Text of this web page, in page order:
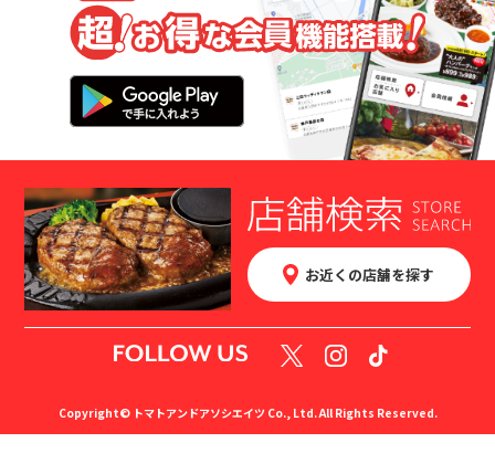
お近くの店舗を探す
Copyright© トマトアンドアソシエイツ Co., Ltd. All Rights Reserved.